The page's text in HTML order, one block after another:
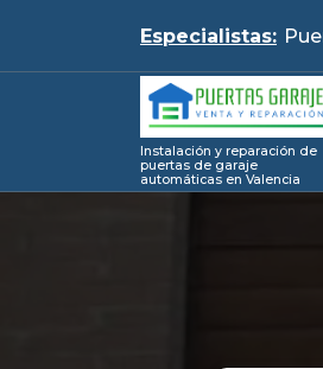
content
Especialistas: Pue
Instalación y reparación de
puertas de garaje
automáticas en Valencia